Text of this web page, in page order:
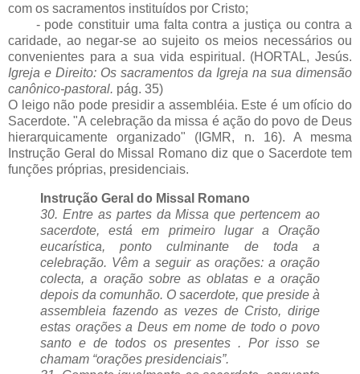
com os sacramentos instituídos por Cristo;
- pode constituir uma falta contra a justiça ou contra a
caridade, ao negar-se ao sujeito os meios necessários ou
convenientes para a sua vida espiritual. (HORTAL, Jesús.
Igreja e Direito: Os sacramentos da Igreja na sua dimensão
canônico-pastoral. pág. 35)
O leigo não pode presidir a assembléia. Este é um ofício do
Sacerdote. "A celebração da missa é ação do povo de Deus
hierarquicamente organizado" (IGMR, n. 16). A mesma
Instrução Geral do Missal Romano diz que o Sacerdote tem
funções próprias, presidenciais.
Instrução Geral do Missal Romano
30. Entre as partes da Missa que pertencem ao
sacerdote, está em primeiro lugar a Oração
eucarística, ponto culminante de toda a
celebração. Vêm a seguir as orações: a oração
colecta, a oração sobre as oblatas e a oração
depois da comunhão. O sacerdote, que preside à
assembleia fazendo as vezes de Cristo, dirige
estas orações a Deus em nome de todo o povo
santo e de todos os presentes . Por isso se
chamam “orações presidenciais”.